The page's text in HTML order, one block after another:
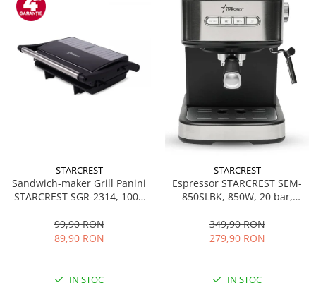
STARCREST
Sandwich-maker Grill Panini
STARCREST SGR-2314, 1000
Deschidere 180°, Suprafata
de gatire 23 x 14 cm, Negru
99,90 RON
89,90 RON
IN STOC
STARCREST
Espressor STARCREST SEM-
850SLBK, 850W, 20 bar,
dispozitiv spumare, filtru
dublu din inox, Negru/Inox
349,90 RON
279,90 RON
IN STOC